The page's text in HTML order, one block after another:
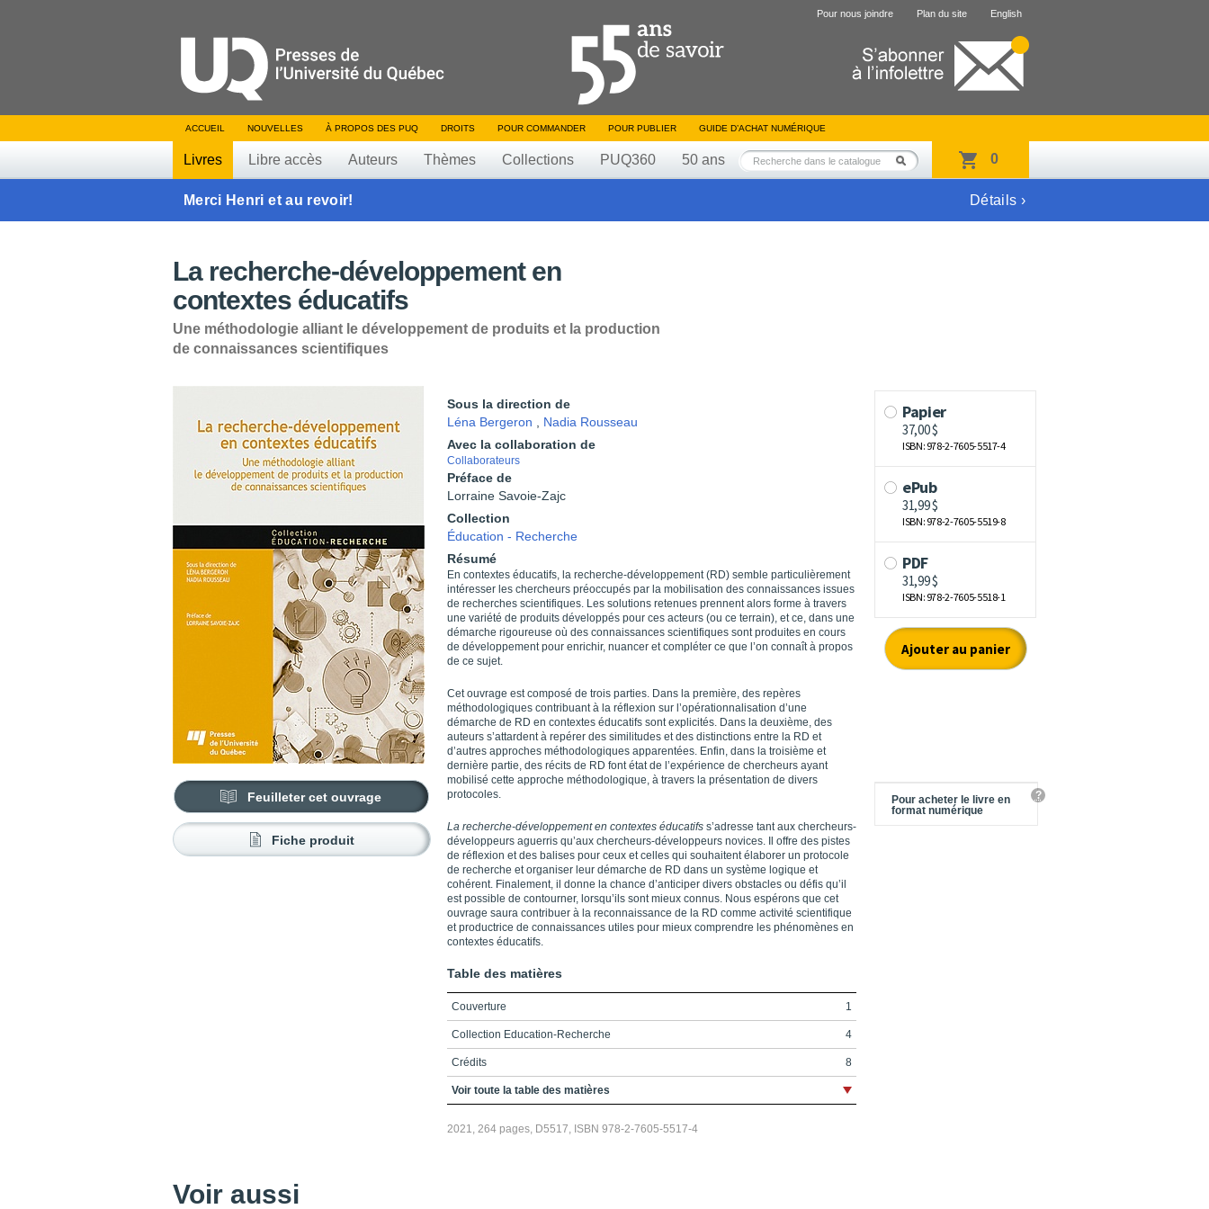
Pour nous joindre Plan du site English
ACCUEIL NOUVELLES À PROPOS DES PUQ DROITS POUR COMMANDER POUR PUBLIER GUIDE D’ACHAT NUMÉRIQUE
Livres Libre accès Auteurs Thèmes Collections PUQ360 50 ans 0
Merci Henri et au revoir! Détails ›
La recherche-développement en
contextes éducatifs
Une méthodologie alliant le développement de produits et la production
de connaissances scientifiques
Feuilleter cet ouvrage
Fiche produit
Sous la direction de
Léna Bergeron
Nadia Rousseau
Avec la collaboration de
Collaborateurs
Préface de
Lorraine Savoie-Zajc
Collection
Éducation - Recherche
Résumé
En contextes éducatifs, la recherche-développement (RD) semble particulièrement
intéresser les chercheurs préoccupés par la mobilisation des connaissances issues
de recherches scientifiques. Les solutions retenues prennent alors forme à travers
une variété de produits développés pour ces acteurs (ou ce terrain), et ce, dans une
démarche rigoureuse où des connaissances scientifiques sont produites en cours
de développement pour enrichir, nuancer et compléter ce que l’on connaît à propos
de ce sujet.
Cet ouvrage est composé de trois parties. Dans la première, des repères
méthodologiques contribuant à la réflexion sur l’opérationnalisation d’une
démarche de RD en contextes éducatifs sont explicités. Dans la deuxième, des
auteurs s’attardent à repérer des similitudes et des distinctions entre la RD et
d’autres approches méthodologiques apparentées. Enfin, dans la troisième et
dernière partie, des récits de RD font état de l’expérience de chercheurs ayant
mobilisé cette approche méthodologique, à travers la présentation de divers
protocoles.
La recherche-développement en contextes éducatifs s’adresse tant aux chercheurs-
développeurs aguerris qu’aux chercheurs-développeurs novices. Il offre des pistes
de réflexion et des balises pour ceux et celles qui souhaitent élaborer un protocole
de recherche et organiser leur démarche de RD dans un système logique et
cohérent. Finalement, il donne la chance d’anticiper divers obstacles ou défis qu’il
est possible de contourner, lorsqu’ils sont mieux connus. Nous espérons que cet
ouvrage saura contribuer à la reconnaissance de la RD comme activité scientifique
et productrice de connaissances utiles pour mieux comprendre les phénomènes en
contextes éducatifs.
Table des matières
Couverture 1
Collection Education-Recherche 4
Crédits 8
Préface 9
Voir toute la table des matières
2021, 264 pages, D5517, ISBN 978-2-7605-5517-4
Pour acheter le livre en
format numérique
?
Voir aussi